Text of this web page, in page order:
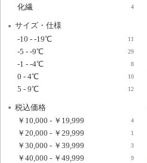
化繊 4
サイズ・仕様
-10 - -19℃
11
-5 - -9℃ 29
-1 - -4℃ 8
0 - 4℃ 10
5 - 9℃ 12
税込価格
￥10,000 - ￥19,999 4
￥20,000 - ￥29,999 1
￥30,000 - ￥39,999 3
￥40,000 - ￥49,999 9